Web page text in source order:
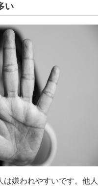
い
嫌われやすいです。他人